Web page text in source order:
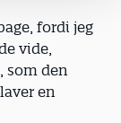
fordi jeg
vide,
som den
en